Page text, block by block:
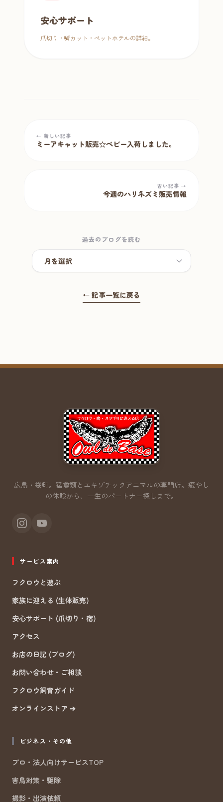
安心サポート
爪切り・嘴カット・ペットホテルの詳細。
← 新しい記事
ミーアキャット販売☆ベビー入荷しました。
古い記事 →
今週のハリネズミ販売情報
過去のブログを読む
← 記事一覧に戻る
広島・袋町。猛禽類とエキゾチックアニマルの専門店。 癒やし
の体験から、一生のパートナー探しまで。
サービス案内
フクロウと遊ぶ
家族に迎える (生体販売)
安心サポート (爪切り・宿)
アクセス
お店の日記 (ブログ)
お問い合わせ・ご相談
フクロウ飼育ガイド
オンラインストア ➔
ビジネス・その他
プロ・法人向けサービスTOP
害鳥対策・駆除
撮影・出演依頼